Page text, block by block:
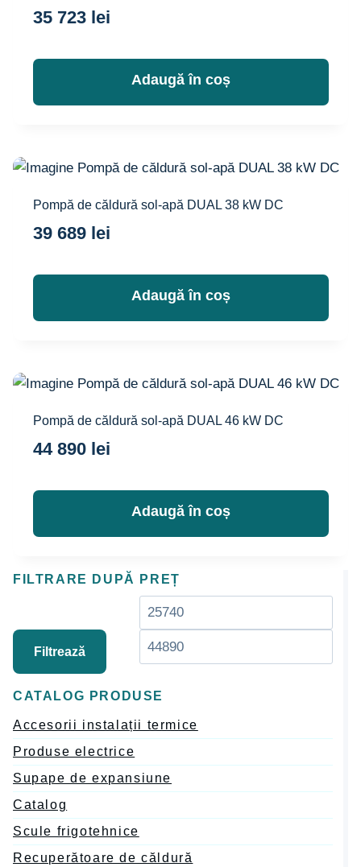
35 723 lei
Adaugă în coș
Pompă de căldură sol-apă DUAL 38 kW DC
39 689 lei
Adaugă în coș
Pompă de căldură sol-apă DUAL 46 kW DC
44 890 lei
Adaugă în coș
FILTRARE DUPĂ PREȚ
Preț
minim
Filtrează
CATALOG PRODUSE
Accesorii instalații termice
Produse electrice
Supape de expansiune
Catalog
Scule frigotehnice
Recuperătoare de căldură